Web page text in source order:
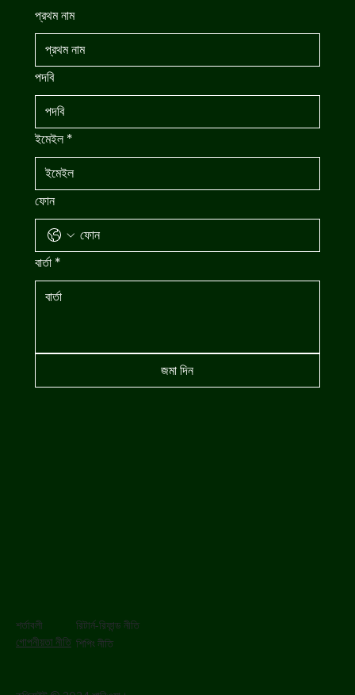
প্রথম নাম
পদবি
ইমেইল *
ফোন
বার্তা *
জমা দিন
শর্তাবলী
গোপনীয়তা নীতি
রিটার্ন-রিফান্ড নীতি
শিপিং নীতি